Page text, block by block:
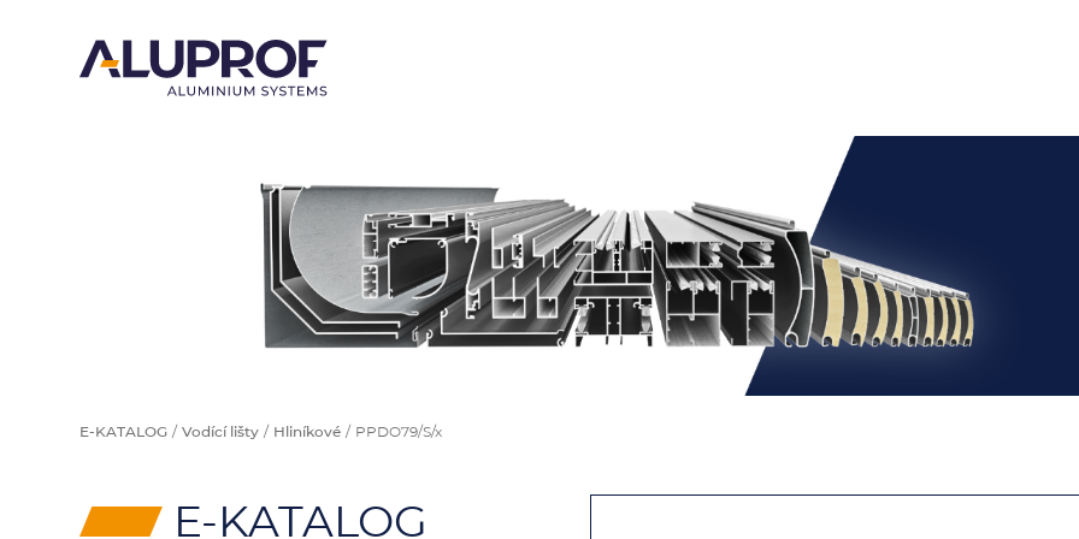
E-KATALOG Vodící lišty Hliníkové PPDO79/S/x
⸠ E-KATALOG